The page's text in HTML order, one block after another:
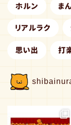
ホルン ま
リアルラク
思い出 打